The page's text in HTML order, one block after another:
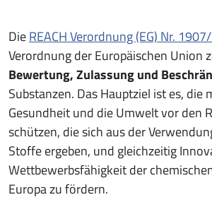
DieREACH Verordnung (EG) Nr.
Verordnung der Europäischen Union
Bewertung, Zulassung und
Substanzen. Das Hauptziel ist es, die
Gesundheit und die Umwelt vor den
schützen, die sich aus der
Stoffe ergeben, und gleichzeitig
Wettbewerbsfähigkeit der
Europa zu fördern.